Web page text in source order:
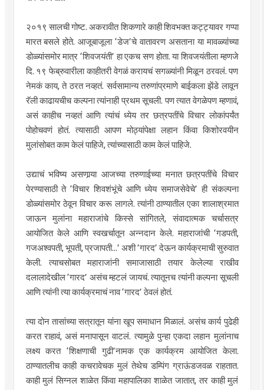
२०१९ सालची गोष्ट. अकरावीत शिकणारे काही शिवभक्त कट्ट्यावर गप्पा
मारत बसले होते. आजूबाजूला ‘डेज’चे वातावरण असताना या मावळ्यांच्या
डोळ्यांसमोर मात्र ‘शिवजयंती’ हा एकच सण होता. या शिवजयंतीला म्हणजे
दि. १९ फेब्रुवारीला काहीतरी वेगळं करायचं सगळ्यांनी मिळून ठरवलं. पण
नेमकं काय, ते ठरत नव्हतं. सर्वसामान्य तरुणांप्रमाणे बाईकला झेंडे लावून
रॅली काढायचीच कल्पना त्यांनाही प्रथम सूचली. पण त्यात वेगळेपण म्हणावं,
असं काहीच नव्हतं आणि त्यांचं ध्येय तर छत्रपतींचे विचार लोकांपर्यंत
पोहोचवणं होतं. त्यासाठी आपण मोठ्यांपेक्षा लहान किंवा किशोरवयीन
मुलांसोबत काम केलं पाहिजे, त्यांच्यासाठी काम केलं पाहिजे.
उद्याचं भविष्य असणार्‍या आजच्या तरुणाईच्या मनात छत्रपतींचे विचार
पेरण्यासाठी ते ‘विचार शिवशंभूंचे आणि ध्येय समाजसेवेचे’ ही संकल्पना
डोळ्यांसमोर ठेवून विचार करू लागले. त्यांनी ठाण्यातील एका शालाश्रमात
जाऊन मुलांना महाराजांचे किस्से सांगितले, संवादात्मक चर्चासत्र
आयोजित केले आणि स्वखर्चातून अन्नदान केले. महाराजांची ‘गडपती,
गजअश्वपती, भूपती, प्रजापती...’ अशी ’गारद’ देऊन कार्यक्रमाची सुरुवात
केली. त्याचसोबत महाराजांनी समाजासाठी तयार केलेल्या राखीव
दलालादेखील ‘गारद’ असंच म्हटलं जायचं. त्यातूनच त्यांनी कल्पना सूचली
आणि त्यांनी त्या कार्यक्रमाचं नाव ‘गारद’ ठेवलं होतं.
त्या दोन तासांच्या सत्रातून यांना खूप समाधान मिळालं. असंच कार्य पुढेही
करत राहावं, असं मनापासून वाटलं. त्यामुळे पुन्हा एकदा लहान मुलांनाच
लक्ष्य करत ‘शिक्षणाची गुढी’नामक एक कार्यक्रम आयोजित केला.
ठाण्यातलीच काही कचरावेचक मुलं तेथेच डम्पिंग ग्राऊंडजवळ राहतात.
काही मुलं सिग्नल शाळेत किंवा महापालिका शाळेत जातात, तर काही मुलं